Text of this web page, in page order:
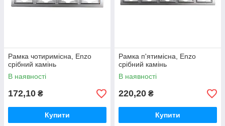
Рамка чотиримісна, Enzo
срібний камінь
В наявності
172,10 ₴
Купити
Рамка п'ятимісна, Enzo
срібний камінь
В наявності
220,20 ₴
Купити